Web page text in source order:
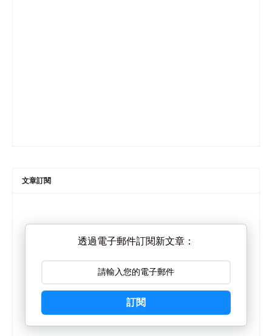
文章訂閱
透過電子郵件訂閱新文章：
訂閱